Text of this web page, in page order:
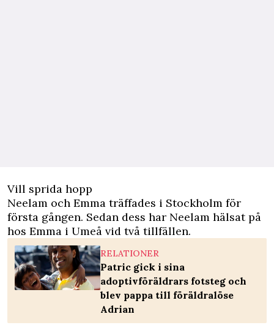
Vill sprida hopp
Neelam och Emma träffades i Stockholm för
första gången. Sedan dess har Neelam hälsat på
hos Emma i Umeå vid två tillfällen.
RELATIONER
Patric gick i sina
adoptivföräldrars fotsteg och
blev pappa till föräldralöse
Adrian